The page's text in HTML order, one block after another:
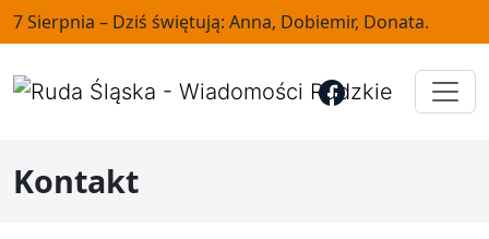
7 Sierpnia – Dziś świętują: Anna, Dobiemir, Donata.
Kontakt